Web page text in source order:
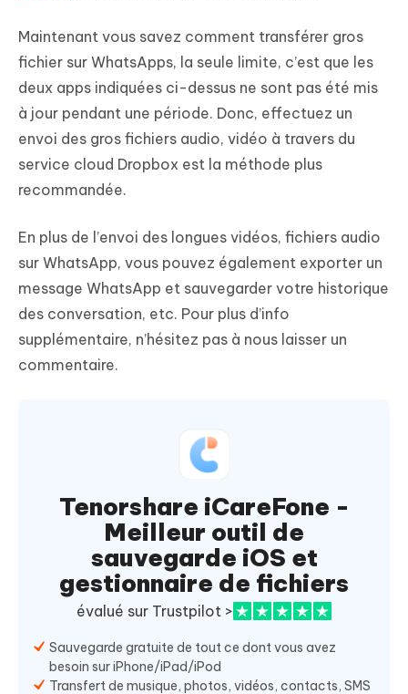
Maintenant vous savez comment transférer gros
fichier sur WhatsApps, la seule limite, c’est que les
deux apps indiquées ci-dessus ne sont pas été mis
à jour pendant une période. Donc, effectuez un
envoi des gros fichiers audio, vidéo à travers du
service cloud Dropbox est la méthode plus
recommandée.
En plus de l’envoi des longues vidéos, fichiers audio
sur WhatsApp, vous pouvez également exporter un
message WhatsApp et sauvegarder votre historique
des conversation, etc. Pour plus d’info
supplémentaire, n’hésitez pas à nous laisser un
commentaire.
Tenorshare iCareFone -
Meilleur outil de
sauvegarde iOS et
gestionnaire de fichiers
évalué sur Trustpilot >
Sauvegarde gratuite de tout ce dont vous avez
besoin sur iPhone/iPad/iPod
Transfert de musique, photos, vidéos, contacts, SMS